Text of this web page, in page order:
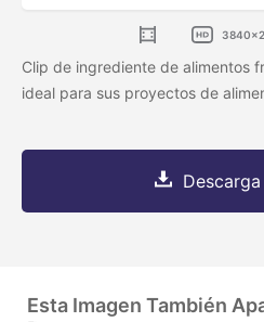
Clip de ingrediente de alimentos
ideal para sus proyectos de
Esta Imagen También